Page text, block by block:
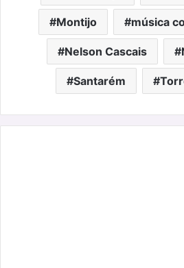
Montijo música
Nelson Cascais
Santarém